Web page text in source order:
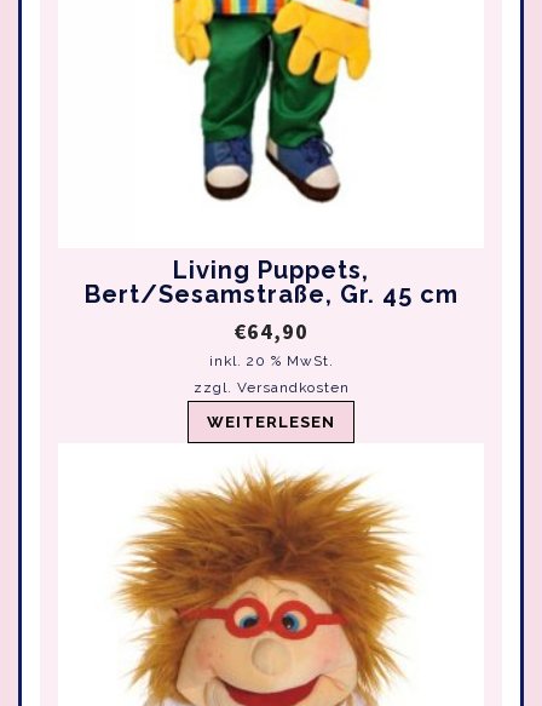
Living Puppets,
Bert/Sesamstraße, Gr. 45 cm
€64,90
inkl. 20 % MwSt.
zzgl. Versandkosten
WEITERLESEN